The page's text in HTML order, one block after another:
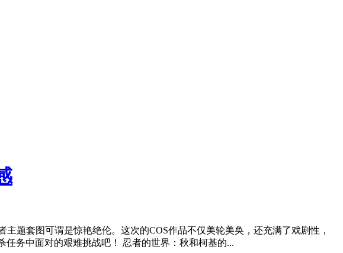
题套图可谓是惊艳绝伦。这次的COS作品不仅美轮美奂，还充满了戏剧性，
务中面对的艰难挑战吧！ 忍者的世界：秋和柯基的...